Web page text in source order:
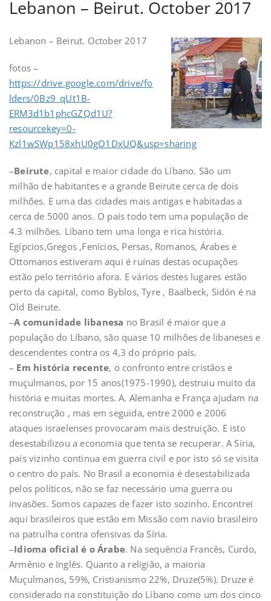
Lebanon – Beirut. October 2017
Lebanon – Beirut. October 2017
fotos –
https://drive.google.com/drive/fo
lders/0Bz9_qUt1B-
ERM3d1b1phcGZQd1U?
resourcekey=0-
Kzl1wSWp158xhU0gO1DxUQ&usp=sharing
–Beirute, capital e maior cidade do Líbano. São um
milhão de habitantes e a grande Beirute cerca de dois
milhões. E uma das cidades mais antigas e habitadas a
cerca de 5000 anos. O país todo tem uma população de
4.3 milhões. Líbano tem uma longa e rica história.
Egípcios,Gregos ,Fenícios, Persas, Romanos, Árabes e
Ottomanos estiveram aqui é ruínas destas ocupações
estão pelo território afora. E vários destes lugares estão
perto da capital, como Byblos, Tyre , Baalbeck, Sidón é na
Old Beirute.
–A comunidade libanesa no Brasil é maior que a
população do Líbano, são quase 10 milhões de libaneses e
descendentes contra os 4,3 do próprio país.
– Em história recente, o confronto entre cristãos e
muçulmanos, por 15 anos(1975-1990), destruiu muito da
história e muitas mortes. A. Alemanha e França ajudam na
reconstrução , mas em seguida, entre 2000 e 2006
ataques israelenses provocaram mais destruição. E isto
desestabilizou a economia que tenta se recuperar. A Síria,
país vizinho continua em guerra civil e por isto só se visita
o centro do país. No Brasil a economia é desestabilizada
pelos políticos, não se faz necessário uma guerra ou
invasões. Somos capazes de fazer isto sozinho. Encontrei
aqui brasileiros que estão em Missão com navio brasileiro
na patrulha contra ofensivas da Síria.
–Idioma oficial é o Árabe. Na sequência Francês, Curdo,
Armênio e Inglês. Quanto a religião, a maioria
Muçulmanos, 59%, Cristianismo 22%, Druze(5%). Druze é
considerado na constituição do Líbano como um dos cinco